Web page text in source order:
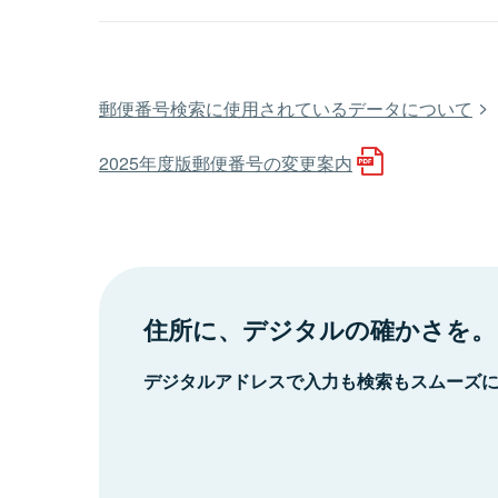
郵便番号検索に使用されているデータについて
2025年度版郵便番号の変更案内
住所に、デジタルの確かさを。
デジタルアドレスで入力も検索もスムーズ